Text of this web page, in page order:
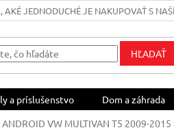
AKÉ JEDNODUCHÉ JE NAKUPOVAŤ S
HĽADAŤ
a príslušenstvo Dom a záhrada
VW MULTIVAN T5 2009-2015